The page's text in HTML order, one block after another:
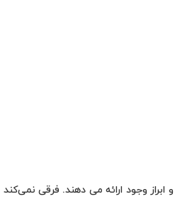
وجود ارائه می دهند. فرقی